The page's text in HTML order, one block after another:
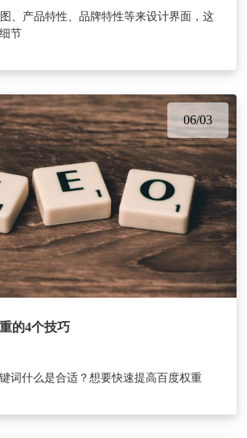
、产品特性、品牌特性等来设计界面，这
节
06/03
的4个技巧
词什么是合适？想要快速提高百度权重